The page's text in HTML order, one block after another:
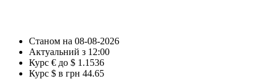
Станом на 08-08-2026
Актуальний з 12:00
Курс € до $ 1.1536
Курс $ в грн 44.65